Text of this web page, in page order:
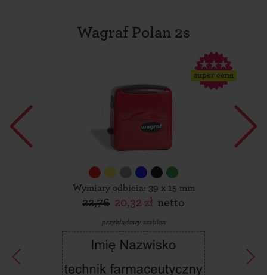
Wagraf Polan 2s
super cena
Wymiary odbicia: 39 x 15 mm
22,76 20,32 zł netto
przykładowy szablon